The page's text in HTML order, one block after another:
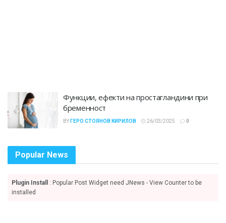
Функции, ефекти на простагландини при
бременност
BY ГЕРО СТОЯНОВ КИРИЛОВ 26/03/2025 0
Popular News
Plugin Install
: Popular Post Widget need JNews - View Counter to be
installed